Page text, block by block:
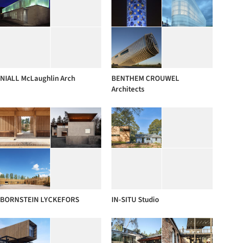
NIALL McLaughlin Arch
BENTHEM CROUWEL
Architects
BORNSTEIN LYCKEFORS IN-SITU Studio